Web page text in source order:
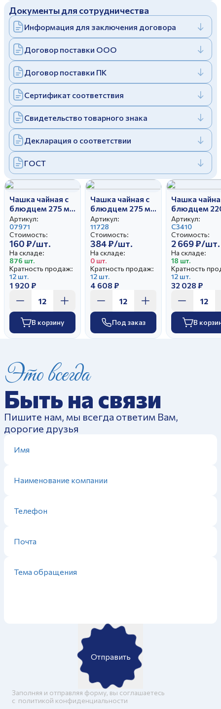
Отправить
Заполняя и отправляя форму, вы соглашаетесь
cполитикой конфиденциальности
Заполняя и отправляя форму, вы соглашаетесь
cполитикой конфиденциальности
Дулевский фарфоровый завод ©
Политика конфиденциальности
Документы для сотрудничества
Информация для заключения договора
Договор поставки ООО
Договор поставки ПК
Сертификат соответствия
Свидетельство товарного знака
Декларация о соответствии
ГОСТ
Чашка чайная с
блюдцем 275 мл
Гранатовый
Приключения
Колобка
Артикул:
07971
Стоимость:
160 ₽/шт.
На складе:
876 шт.
Кратность продаж:
12 шт.
1 920 ₽
В корзину
Чашка чайная с
блюдцем 275 мл
Гранатовый
Голубая
рапсодия
Артикул:
11728
Стоимость:
384 ₽/шт.
На складе:
0 шт.
Кратность продаж:
12 шт.
4 608 ₽
Под заказ
Чашка
блюдцем
Тюльпан
Красавица
Артикул:
С3410
Стоимость:
2 669 ₽/шт.
На складе:
18 шт.
Кратность
12 шт.
32 028 ₽
В
Это всегда
Быть на связи
Пишите нам, мы всегда ответим Вам,
дорогие друзья
Отправить
Заполняя и отправляя форму, вы соглашаетесь
c политикой конфиденциальности